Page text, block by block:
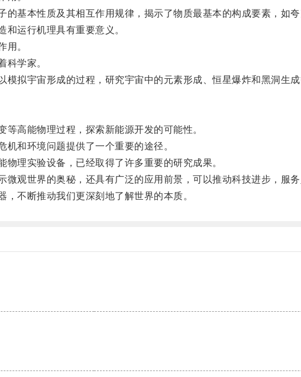
本性质及其相互作用规律，揭示了物质最基本的构成要素，如夸
运行机理具有重要意义。
。
学家。
拟宇宙形成的过程，研究宇宙中的元素形成、恒星爆炸和黑洞生
高能物理过程，探索新能源开发的可能性。
和环境问题提供了一个重要的途径。
理实验设备，已经取得了许多重要的研究成果。
世界的奥秘，还具有广泛的应用前景，可以推动科技进步，服务
不断推动我们更深刻地了解世界的本质。